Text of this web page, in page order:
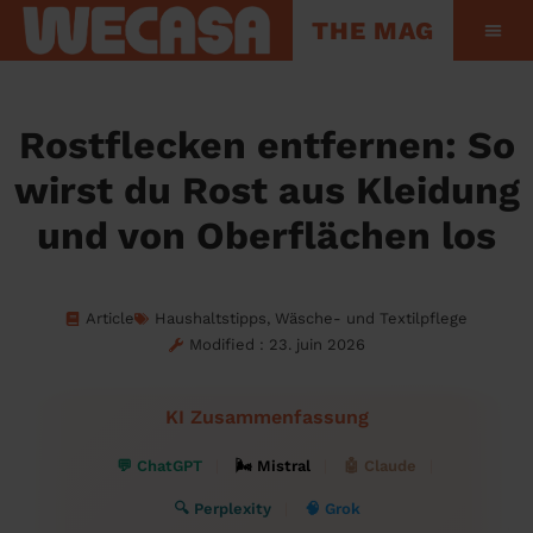
THE MAG
Rostflecken entfernen: So
wirst du Rost aus Kleidung
und von Oberflächen los
Article Haushaltstipps, Wäsche- und Textilpflege
Modified : 23. juin 2026
KI Zusammenfassung
💬 ChatGPT 🌬 Mistral 🤖 Claude
🔍 Perplexity 🧠 Grok